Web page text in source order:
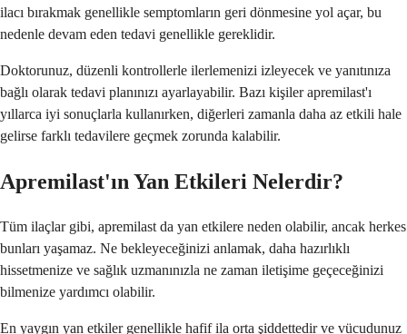
ilacı bırakmak genellikle semptomların geri dönmesine yol açar, bu
nedenle devam eden tedavi genellikle gereklidir.
Doktorunuz, düzenli kontrollerle ilerlemenizi izleyecek ve yanıtınıza
bağlı olarak tedavi planınızı ayarlayabilir. Bazı kişiler apremilast'ı
yıllarca iyi sonuçlarla kullanırken, diğerleri zamanla daha az etkili hale
gelirse farklı tedavilere geçmek zorunda kalabilir.
Apremilast'ın Yan Etkileri Nelerdir?
Tüm ilaçlar gibi, apremilast da yan etkilere neden olabilir, ancak herkes
bunları yaşamaz. Ne bekleyeceğinizi anlamak, daha hazırlıklı
hissetmenize ve sağlık uzmanınızla ne zaman iletişime geçeceğinizi
bilmenize yardımcı olabilir.
En yaygın yan etkiler genellikle hafif ila orta şiddettedir ve vücudunuz